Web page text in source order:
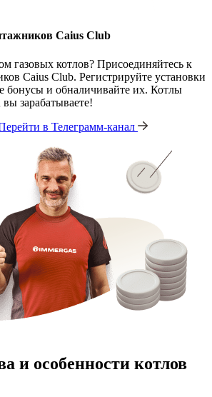
Caius Club
газовых котлов? Присоединяйтесь к
Caius Club. Регистрируйте установки
бонусы и обналичивайте их. Котлы
зарабатываете!
в Телеграмм-канал
и особенности котлов